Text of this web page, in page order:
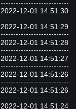
2022-12-01 14:51:30
2022-12-01 14:51:29
2022-12-01 14:51:28
2022-12-01 14:51:27
2022-12-01 14:51:26
2022-12-01 14:51:26
2022-12-01 14:51:24